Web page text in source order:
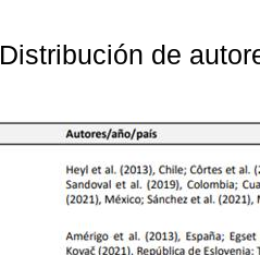
Distribución de